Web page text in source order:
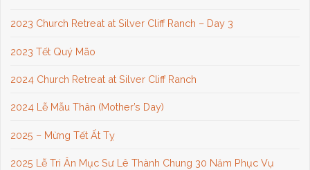
2023 Church Retreat at Silver Cliff Ranch – Day 3
2023 Tết Quý Mão
2024 Church Retreat at Silver Cliff Ranch
2024 Lễ Mẫu Thân (Mother’s Day)
2025 – Mừng Tết Ất Tỵ
2025 Lễ Tri Ân Mục Sư Lê Thành Chung 30 Năm Phục Vụ